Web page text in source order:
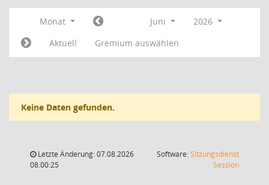
Monat Juni
2026
Aktuell
Gremium auswählen
Keine Daten gefunden.
Letzte Änderung: 07.08.2026
08:00:25
Software:Sitzungsdienst
Session(Wird in